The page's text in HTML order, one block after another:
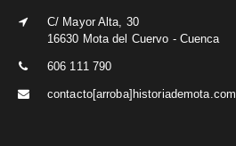
C/ Mayor Alta, 30
16630 Mota del Cuervo - Cuenca
606 111 790
contacto[arroba]historiademota.com